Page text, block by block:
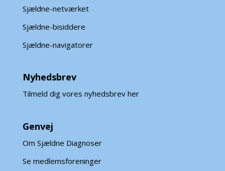
Sjældne-netværket
Sjældne-bisiddere
Sjældne-navigatorer
Nyhedsbrev
Tilmeld dig vores nyhedsbrev her
Genvej
Om Sjældne Diagnoser
Se medlemsforeninger